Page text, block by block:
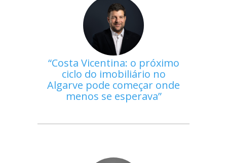
Costa Vicentina: o próximo
ciclo do imobiliário no
Algarve pode começar onde
menos se esperava